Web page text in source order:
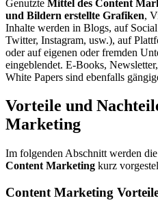
Genutzte Mittel des Content
und Bildern erstellte Grafiken,
Inhalte werden in Blogs, auf
Twitter, Instagram, usw.), auf
oder auf eigenen oder fremden
eingeblendet. E-Books,
White Papers sind ebenfalls
Vorteile und
Marketing
Im folgenden Abschnitt werden die
Content Marketing kurz
Content Marketing